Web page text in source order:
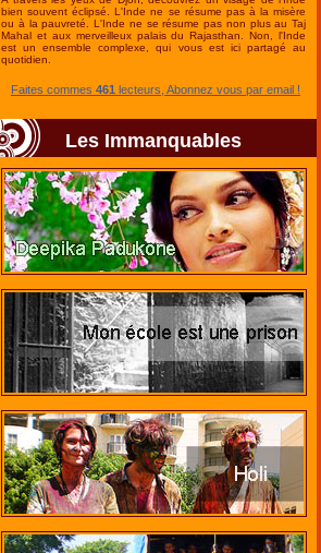
bien souvent éclipsé. L'Inde ne se résume pas à la misère
ou à la pauvreté. L'Inde ne se résume pas non plus au Taj
Mahal et aux merveilleux palais du Rajasthan. Non, l'Inde
est un ensemble complexe, qui vous est ici partagé au
quotidien.
Faites commes 461 lecteurs, Abonnez vous par email !
Les Immanquables